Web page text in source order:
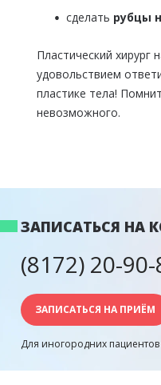
сделать рубцы
Пластический хирург
удовольствием
пластике тела!
невозможного.
ЗАПИСАТЬСЯ НА
(8172) 20-
ЗАПИСАТЬСЯ НА ПРИЁМ
Для иногородних